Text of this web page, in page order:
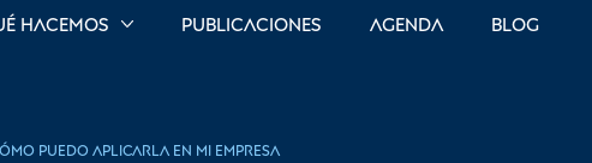
hacemos Publicaciones Agenda Blog
puedo aplicarla en mi empresa